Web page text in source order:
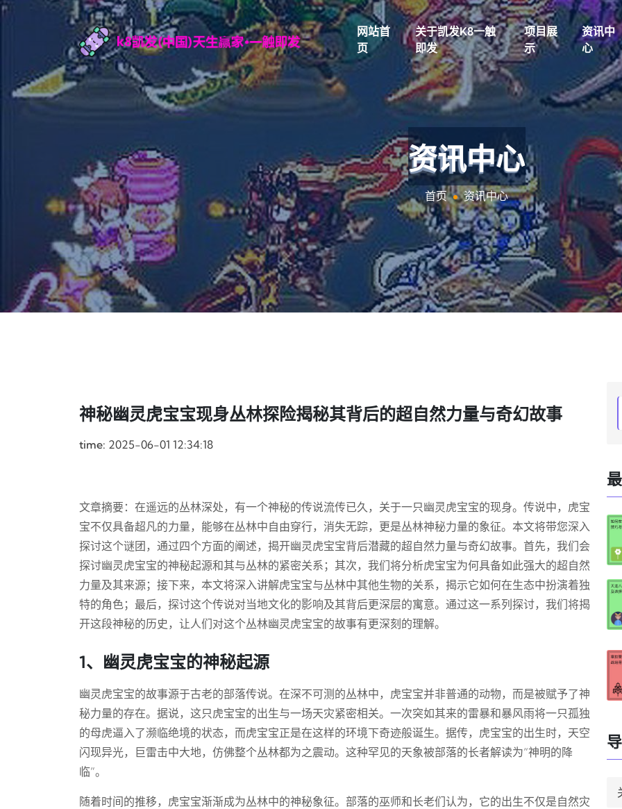
网站首
页
关于凯发k8一触
即发
项目展
示
资讯中
心
资讯中心
首页 资讯中心
神秘幽灵虎宝宝现身丛林探险揭秘其背后的超自然力量与奇幻故事
time: 2025-06-01 12:34:18
文章摘要：在遥远的丛林深处，有一个神秘的传说流传已久，关于一只幽灵虎宝宝的现身。传说中，虎宝
宝不仅具备超凡的力量，能够在丛林中自由穿行，消失无踪，更是丛林神秘力量的象征。本文将带您深入
探讨这个谜团，通过四个方面的阐述，揭开幽灵虎宝宝背后潜藏的超自然力量与奇幻故事。首先，我们会
探讨幽灵虎宝宝的神秘起源和其与丛林的紧密关系；其次，我们将分析虎宝宝为何具备如此强大的超自然
力量及其来源；接下来，本文将深入讲解虎宝宝与丛林中其他生物的关系，揭示它如何在生态中扮演着独
特的角色；最后，探讨这个传说对当地文化的影响及其背后更深层的寓意。通过这一系列探讨，我们将揭
开这段神秘的历史，让人们对这个丛林幽灵虎宝宝的故事有更深刻的理解。
1、幽灵虎宝宝的神秘起源
幽灵虎宝宝的故事源于古老的部落传说。在深不可测的丛林中，虎宝宝并非普通的动物，而是被赋予了神
秘力量的存在。据说，这只虎宝宝的出生与一场天灾紧密相关。一次突如其来的雷暴和暴风雨将一只孤独
的母虎逼入了濒临绝境的状态，而虎宝宝正是在这样的环境下奇迹般诞生。据传，虎宝宝的出生时，天空
闪现异光，巨雷击中大地，仿佛整个丛林都为之震动。这种罕见的天象被部落的长者解读为“神明的降
临”。
随着时间的推移，虎宝宝渐渐成为丛林中的神秘象征。部落的巫师和长老们认为，它的出生不仅是自然灾